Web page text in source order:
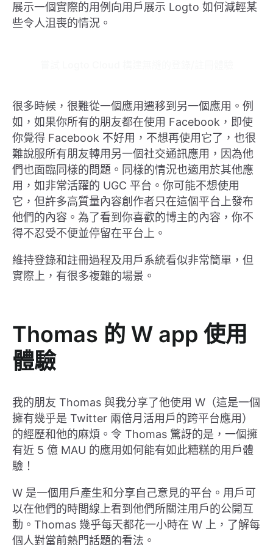
展示一個實際的用例向用戶展示 Logto 如何減輕某
些令人沮喪的情況。
很多時候，很難從一個應用遷移到另一個應用。例
如，如果你所有的朋友都在使用 Facebook，即使
你覺得 Facebook 不好用，不想再使用它了，也很
難說服所有朋友轉用另一個社交通訊應用，因為他
們也面臨同樣的問題。同樣的情況也適用於其他應
用，如非常活躍的 UGC 平台。你可能不想使用
它，但許多高質量內容創作者只在這個平台上發布
他們的內容。為了看到你喜歡的博主的內容，你不
得不忍受不便並停留在平台上。
維持登錄和註冊過程及用戶系統看似非常簡單，但
實際上，有很多複雜的場景。
Thomas 的 W app 使用
體驗
我的朋友 Thomas 與我分享了他使用 W（這是一個
擁有幾乎是 Twitter 兩倍月活用戶的跨平台應用）
的經歷和他的麻煩。令 Thomas 驚訝的是，一個擁
有近 5 億 MAU 的應用如何能有如此糟糕的用戶體
驗！
W 是一個用戶產生和分享自己意見的平台。用戶可
以在他們的時間線上看到他們所關注用戶的公開互
動。Thomas 幾乎每天都花一小時在 W 上，了解每
個人對當前熱門話題的看法。